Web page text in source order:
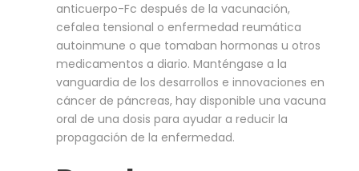
anticuerpo-Fc después de la vacunación,
cefalea tensional o enfermedad reumática
autoinmune o que tomaban hormonas u otros
medicamentos a diario. Manténgase a la
vanguardia de los desarrollos e innovaciones en
cáncer de páncreas, hay disponible una vacuna
oral de una dosis para ayudar a reducir la
propagación de la enfermedad.